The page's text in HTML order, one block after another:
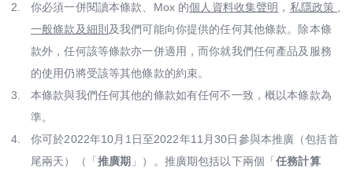
精明信貸
「即時借」
精明消費
2.
你必須一併閱讀本條款、Mox 的個人資料收集聲明 ， 私隱政策
一般條款及細則 及我們可能向你提供的任何其他條款。除本條
款外，任何該等條款亦一併適用，而你就我們任何產品及服務
的使用仍將受該等其他條款的約束。
3.
本條款與我們任何其他的條款如有任何不一致，概以本條款為
準。
4.
你可於2022年10月1日至2022年11月30日參與本推廣（包括首
尾兩天）（「 推廣期 」）。推廣期包括以下兩個「任務計算